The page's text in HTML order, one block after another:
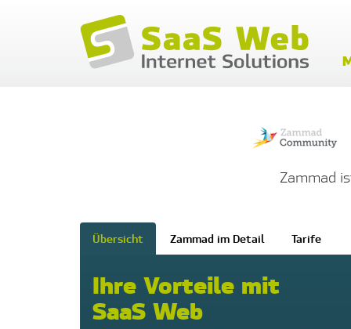
Zammad
Übersicht Zammad im Detail Tarife
Ihre Vorteile mit
SaaS Web